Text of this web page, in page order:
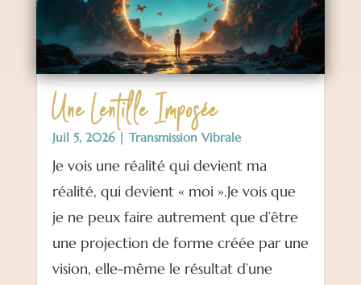
Une Lentille Imposée
Juil 5, 2026| Transmission Vibrale
Je vois une réalité qui devient ma
réalité, qui devient « moi ».Je vois que
je ne peux faire autrement que d’être
une projection de forme créée par une
vision, elle-même le résultat d’une